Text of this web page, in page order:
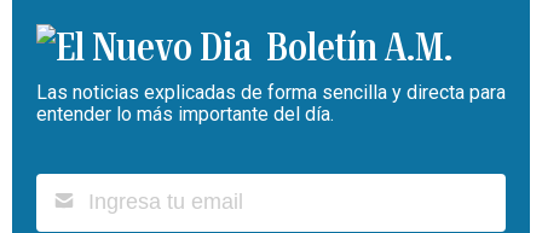
Boletín A.M.
Las noticias explicadas de forma sencilla y directa para
entender lo más importante del día.